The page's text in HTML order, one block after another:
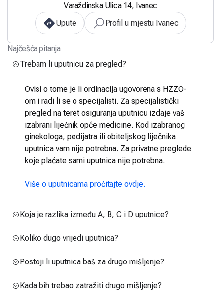
Varaždinska Ulica 14, Ivanec
Upute
Profil u mjestu Ivanec
Najčešća pitanja
Trebam li uputnicu za pregled?
Ovisi o tome je li ordinacija ugovorena s HZZO-
om i radi li se o specijalisti. Za specijalistički
pregled na teret osiguranja uputnicu izdaje vaš
izabrani liječnik opće medicine. Kod izabranog
ginekologa, pedijatra ili obiteljskog liječnika
uputnica vam nije potrebna. Za privatne preglede
koje plaćate sami uputnica nije potrebna.
Više o uputnicama pročitajte ovdje.
Koja je razlika između A, B, C i D uputnice?
Koliko dugo vrijedi uputnica?
Postoji li uputnica baš za drugo mišljenje?
Kada bih trebao zatražiti drugo mišljenje?